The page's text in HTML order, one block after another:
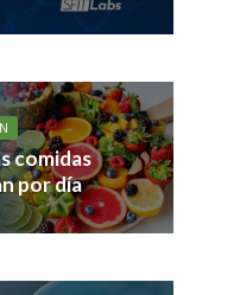
comidas
por día